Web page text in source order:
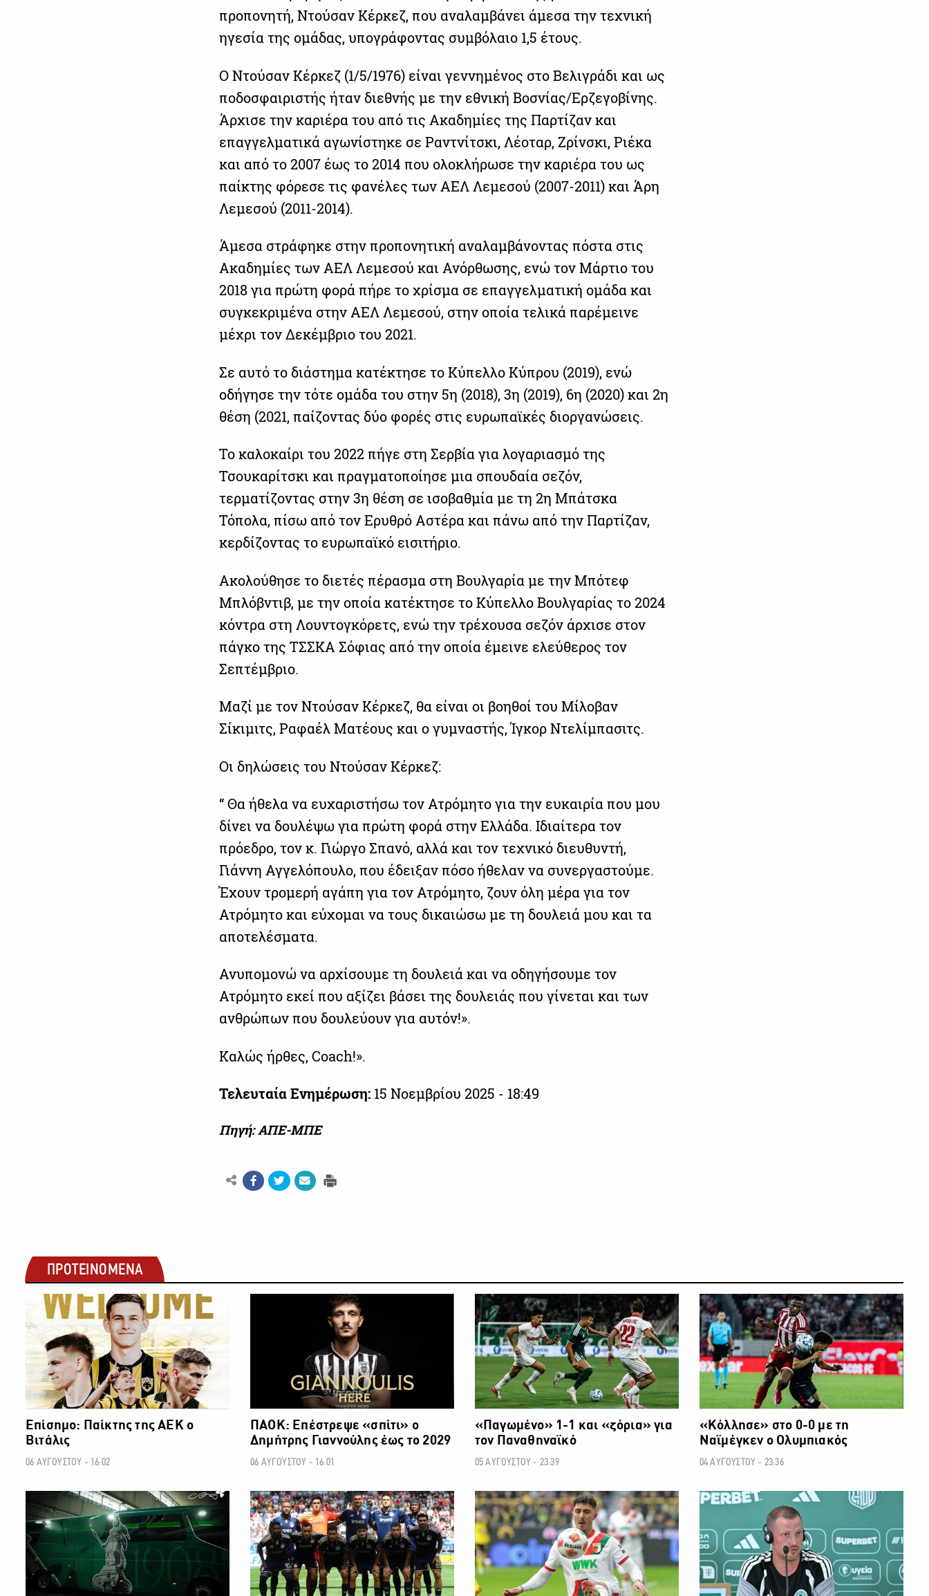
προπονητή, Ντούσαν Κέρκεζ, που αναλαμβάνει άμεσα την τεχνική
ηγεσία της ομάδας, υπογράφοντας συμβόλαιο 1,5 έτους.
O Ντούσαν Κέρκεζ (1/5/1976) είναι γεννημένος στο Βελιγράδι και ως
ποδοσφαιριστής ήταν διεθνής με την εθνική Βοσνίας/Ερζεγοβίνης.
Άρχισε την καριέρα του από τις Ακαδημίες της Παρτίζαν και
επαγγελματικά αγωνίστηκε σε Ραντνίτσκι, Λέοταρ, Ζρίνσκι, Ριέκα
και από το 2007 έως το 2014 που ολοκλήρωσε την καριέρα του ως
παίκτης φόρεσε τις φανέλες των ΑΕΛ Λεμεσού (2007-2011) και Άρη
Λεμεσού (2011-2014).
Άμεσα στράφηκε στην προπονητική αναλαμβάνοντας πόστα στις
Ακαδημίες των ΑΕΛ Λεμεσού και Ανόρθωσης, ενώ τον Μάρτιο του
2018 για πρώτη φορά πήρε το χρίσμα σε επαγγελματική ομάδα και
συγκεκριμένα στην ΑΕΛ Λεμεσού, στην οποία τελικά παρέμεινε
μέχρι τον Δεκέμβριο του 2021.
Σε αυτό το διάστημα κατέκτησε το Κύπελλο Κύπρου (2019), ενώ
οδήγησε την τότε ομάδα του στην 5η (2018), 3η (2019), 6η (2020) και 2η
θέση (2021, παίζοντας δύο φορές στις ευρωπαϊκές διοργανώσεις.
Το καλοκαίρι του 2022 πήγε στη Σερβία για λογαριασμό της
Τσουκαρίτσκι και πραγματοποίησε μια σπουδαία σεζόν,
τερματίζοντας στην 3η θέση σε ισοβαθμία με τη 2η Μπάτσκα
Τόπολα, πίσω από τον Ερυθρό Αστέρα και πάνω από την Παρτίζαν,
κερδίζοντας το ευρωπαϊκό εισιτήριο.
Ακολούθησε το διετές πέρασμα στη Βουλγαρία με την Μπότεφ
Μπλόβντιβ, με την οποία κατέκτησε το Κύπελλο Βουλγαρίας το 2024
κόντρα στη Λουντογκόρετς, ενώ την τρέχουσα σεζόν άρχισε στον
πάγκο της ΤΣΣΚΑ Σόφιας από την οποία έμεινε ελεύθερος τον
Σεπτέμβριο.
Μαζί με τον Ντούσαν Κέρκεζ, θα είναι οι βοηθοί του Μίλοβαν
Σίκιμιτς, Ραφαέλ Ματέους και ο γυμναστής, Ίγκορ Ντελίμπασιτς.
Οι δηλώσεις του Ντούσαν Κέρκεζ:
“ Θα ήθελα να ευχαριστήσω τον Ατρόμητο για την ευκαιρία που μου
δίνει να δουλέψω για πρώτη φορά στην Ελλάδα. Ιδιαίτερα τον
πρόεδρο, τον κ. Γιώργο Σπανό, αλλά και τον τεχνικό διευθυντή,
Γιάννη Αγγελόπουλο, που έδειξαν πόσο ήθελαν να συνεργαστούμε.
Έχουν τρομερή αγάπη για τον Ατρόμητο, ζουν όλη μέρα για τον
Ατρόμητο και εύχομαι να τους δικαιώσω με τη δουλειά μου και τα
αποτελέσματα.
Ανυπομονώ να αρχίσουμε τη δουλειά και να οδηγήσουμε τον
Ατρόμητο εκεί που αξίζει βάσει της δουλειάς που γίνεται και των
ανθρώπων που δουλεύουν για αυτόν!».
Καλώς ήρθες, Coach!».
Τελευταία Ενημέρωση: 15 Νοεμβρίου 2025 - 18:49
Πηγή: ΑΠΕ-ΜΠΕ
ΠΡΟΤΕΙΝΟΜΕΝΑ
ΠΟΔΟΣΦΑΙΡΟ
Επίσημο: Παίκτης της ΑΕΚ ο
Βιτάλις
06 ΑΥΓΟΥΣΤΟΥ - 16:02
ΠΑΟΚ: Επέστρεψε «σπίτι» ο
Δημήτρης Γιαννούλης έως το 2029
06 ΑΥΓΟΥΣΤΟΥ - 16:01
ΠΟΔΟΣΦΑΙΡΟ
«Παγωμένο» 1-1 και «ζόρια» για
τον Παναθηναϊκό
05 ΑΥΓΟΥΣΤΟΥ - 23:39
ΠΟΔΟΣΦΑΙΡΟ
«Κόλλησε» στο 0-0 με τη
Ναϊμέγκεν ο Ολυμπιακός
04 ΑΥΓΟΥΣΤΟΥ - 23:36
ΠΟΔΟΣΦΑΙΡΟ ΠΟΔΟΣΦΑΙΡΟ ΠΟΔΟΣΦΑΙΡΟ ΠΟΔΟΣΦΑΙΡΟ